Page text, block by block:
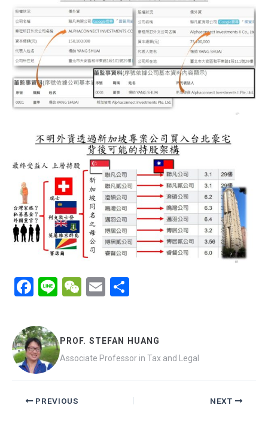
F
ce
b
o
o
k
Li
W
h
at
E
PROF. STEFAN HUANG
Associate Professor in Tax and Legal
PREVIOUS NEXT